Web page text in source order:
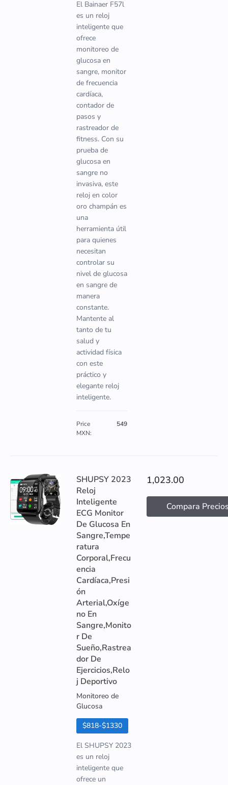
El Bainaer F57l
es un reloj
inteligente que
ofrece
monitoreo de
glucosa en
sangre, monitor
de frecuencia
cardíaca,
contador de
pasos y
rastreador de
fitness. Con su
prueba de
glucosa en
sangre no
invasiva, este
reloj en color
oro champán es
una
herramienta útil
para quienes
necesitan
controlar su
nivel de glucosa
en sangre de
manera
constante.
Mantente al
tanto de tu
salud y
actividad física
con este
práctico y
elegante reloj
inteligente.
Price
MXN:
549
SHUPSY 2023
Reloj
Inteligente
ECG Monitor
De Glucosa En
Sangre,Tempe
ratura
Corporal,Frecu
encia
Cardíaca,Presi
ón
Arterial,Oxíge
no En
Sangre,Monito
r De
Sueño,Rastrea
dor De
Ejercicios,Relo
j Deportivo
Monitoreo de
Glucosa
$818-$1330
El SHUPSY 2023
es un reloj
inteligente que
ofrece un
1,023.00
Compara